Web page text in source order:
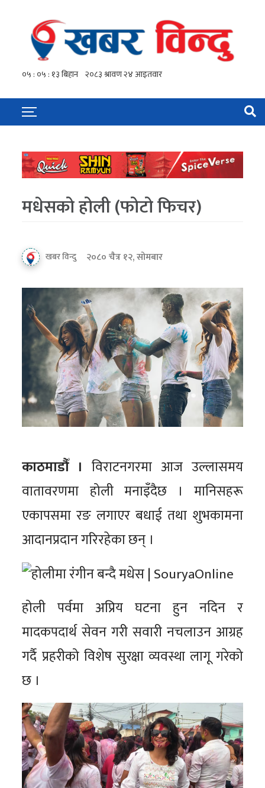
मधेसको होली (फोटो फिचर)
खबर विन्दु २०८० चैत्र १२, सोमबार
काठमाडौँ । विराटनगरमा आज उल्लासमय
वातावरणमा होली मनाइँदैछ । मानिसहरू
एकापसमा रङ लगाएर बधाई तथा शुभकामना
आदानप्रदान गरिरहेका छन् ।
होली पर्वमा अप्रिय घटना हुन नदिन र
मादकपदार्थ सेवन गरी सवारी नचलाउन आग्रह
गर्दै प्रहरीको विशेष सुरक्षा व्यवस्था लागू गरेको
छ ।